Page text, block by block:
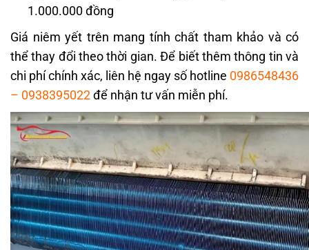
1.000.000 đồng
Giá niêm yết trên mang tính chất tham khảo và có
thể thay đổi theo thời gian. Để biết thêm thông tin và
chi phí chính xác, liên hệ ngay số hotline 0986548436
– 0938395022để nhận tư vấn miễn phí.